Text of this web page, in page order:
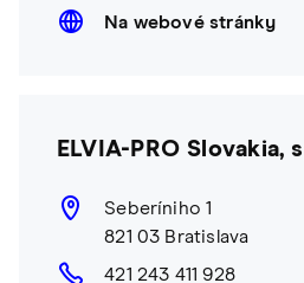
Na webové stránky
ELVIA-PRO Slovakia,
Seberíniho 1
821 03 Bratislava
421 243 411 928